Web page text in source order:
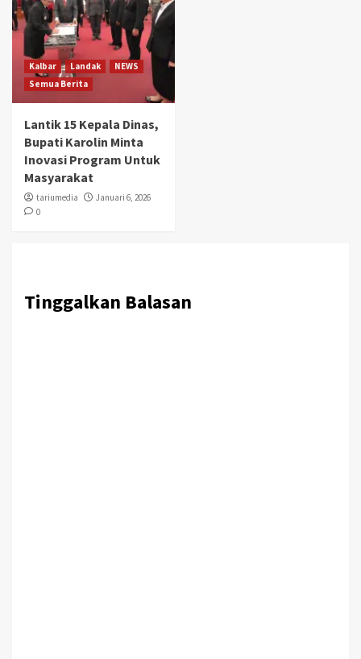
Kalbar Landak
NEWS
Semua Berita
Lantik 15 Kepala Dinas,
Bupati Karolin Minta
Inovasi Program Untuk
Masyarakat
tariumedia
Januari 6, 2026
0
Tinggalkan Balasan